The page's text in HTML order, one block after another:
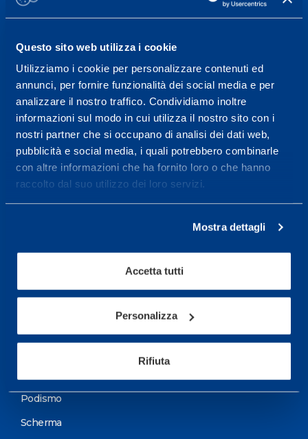
Questo sito web utilizza i cookie
Utilizziamo i cookie per personalizzare contenuti ed
annunci, per fornire funzionalità dei social media e per
analizzare il nostro traffico. Condividiamo inoltre
informazioni sul modo in cui utilizza il nostro sito con i
nostri partner che si occupano di analisi dei dati web,
pubblicità e social media, i quali potrebbero combinarle
con altre informazioni che ha fornito loro o che hanno
raccolto dal suo utilizzo dei loro servizi.
Mostra dettagli
Accetta tutti
Personalizza
Rifiuta
Centro servizi per l'alta
prestazione ed il
wellness.
Maggiori informazioni
Servizi
Servizi Medici
Test di valutazione
Podismo
Scherma